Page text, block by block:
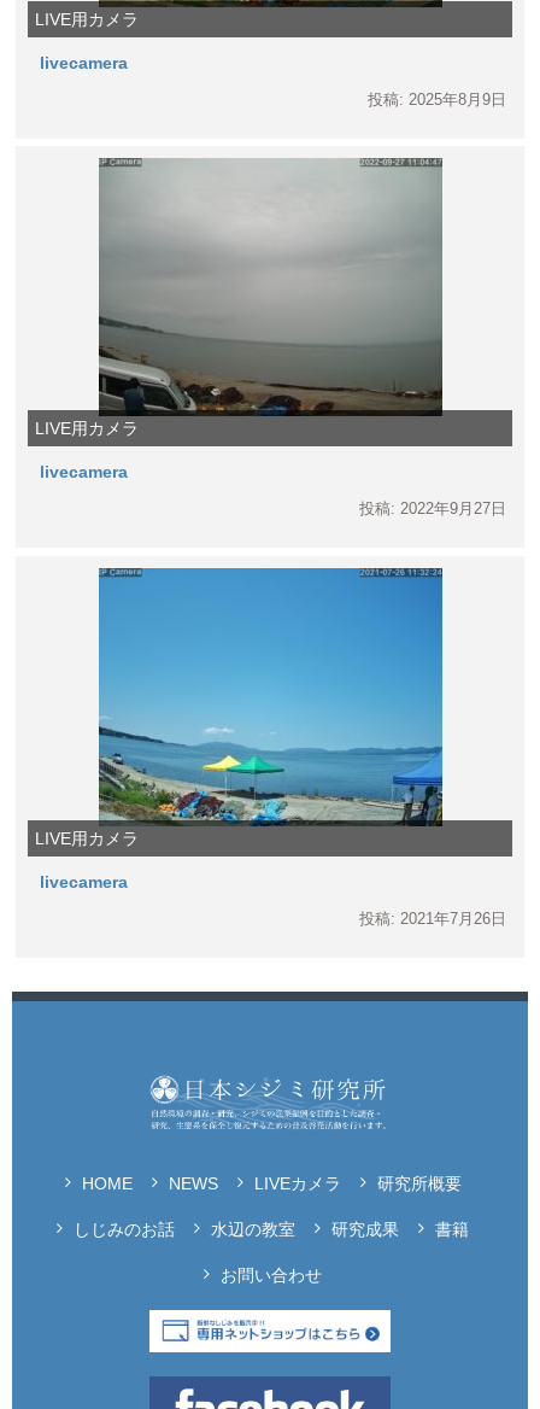
LIVE用カメラ
livecamera
投稿: 2025年8月9日
LIVE用カメラ
livecamera
投稿: 2022年9月27日
LIVE用カメラ
livecamera
投稿: 2021年7月26日
HOME NEWS LIVEカメラ 研究所概要
しじみのお話 水辺の教室 研究成果 書籍
お問い合わせ